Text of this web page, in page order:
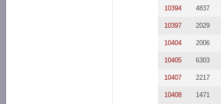
10394 4837
10397 2029
10404 2006
10405 6303
10407 2217
10408 1471